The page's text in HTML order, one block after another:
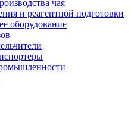
чая
и реагентной подготовки
оборудование